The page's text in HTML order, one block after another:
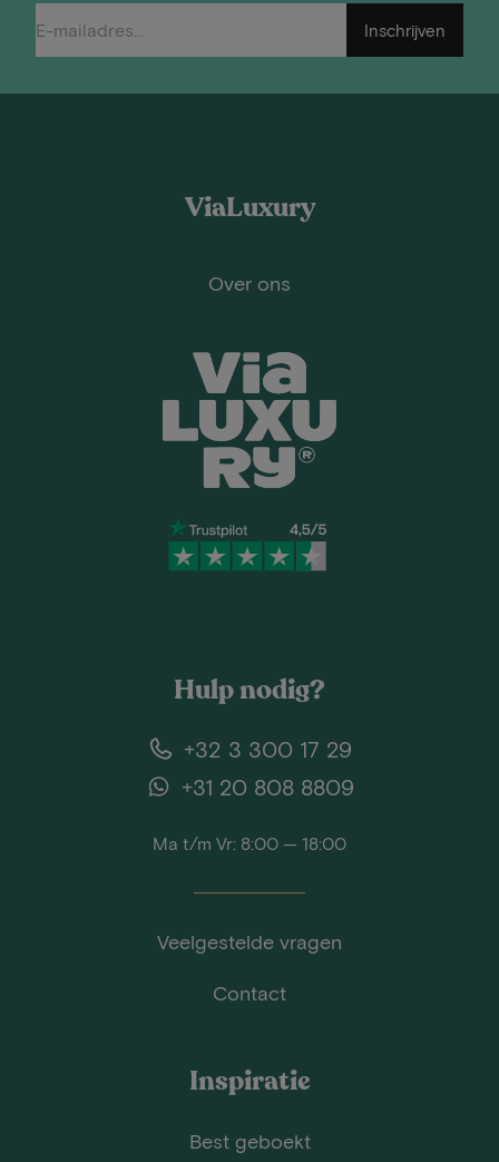
Inschrijven
ViaLuxury
Over ons
Hulp nodig?
+32 3 300 17 29
+31 20 808 8809
Ma t/m Vr: 8:00 — 18:00
Veelgestelde vragen
Contact
Inspiratie
Best geboekt